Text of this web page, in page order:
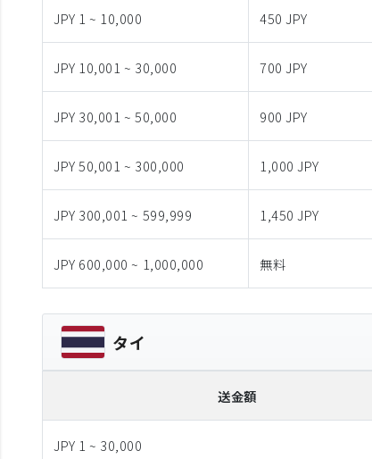
JPY 1 ~ 10,000 450 JPY
JPY 10,001 ~ 30,000 700 JPY
JPY 30,001 ~ 50,000 900 JPY
JPY 50,001 ~ 300,000 1,000 JPY
JPY 300,001 ~ 599,999 1,450 JPY
JPY 600,000 ~ 1,000,000 無料
タイ
送金額
JPY 1 ~ 30,000